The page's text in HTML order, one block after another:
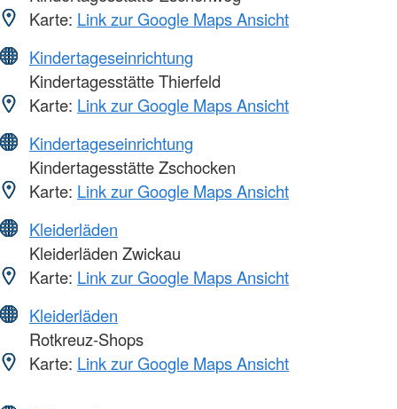
Karte: Link zur Google Maps Ansicht
Kindertageseinrichtung
Kindertagesstätte Thierfeld
Karte: Link zur Google Maps Ansicht
Kindertageseinrichtung
Kindertagesstätte Zschocken
Karte: Link zur Google Maps Ansicht
Kleiderläden
Kleiderläden Zwickau
Karte: Link zur Google Maps Ansicht
Kleiderläden
Rotkreuz-Shops
Karte: Link zur Google Maps Ansicht